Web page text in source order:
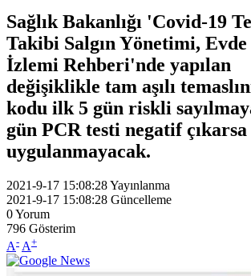
Sağlık Bakanlığı 'Covid-19
Takibi Salgın Yönetimi, Evde
İzlemi Rehberi'nde yapılan
değişiklikle tam aşılı
kodu ilk 5 gün riskli
gün PCR testi negatif
uygulanmayacak.
2021-9-17 15:08:28Yayınlanma
2021-9-17 15:08:28 Güncelleme
0Yorum
796 Gösterim
A- A+